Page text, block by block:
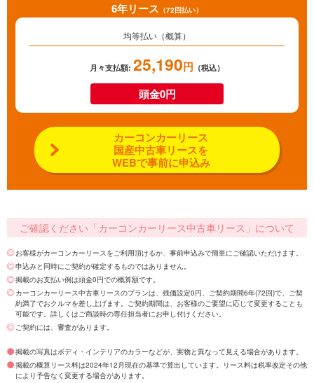
6年リース （72回払い）
均等払い（概算）
月々支払額: 25,190円 （税込）
頭金0円
カーコンカーリース
国産中古車リースを
WEBで事前に申込み
ご確認ください「カーコンカーリース中古車リース」について
お客様がカーコンカーリースをご利用頂けるか、事前申込みで簡単にご確認いただけます。
申込みと同時にご契約が確定するものではありません。
掲載のお支払い例は頭金0円での概算額です。
カーコンカーリース中古車リースのプランは、残価設定0円、ご契約期間6年(72回)で、ご契
約満了でおクルマを差し上げます。ご契約期間は、お客様のご要望に応じて変更することも
可能です。詳しくはご商談時の専任担当者にお申し付けください。
ご契約には、審査があります。
掲載の写真はボディ・インテリアのカラーなどが、実物と異なって見える場合があります。
掲載の概算リース料は2024年12月現在の基準で算出しています。リース料は税率改定その他
により予告なく変更する場合があります。